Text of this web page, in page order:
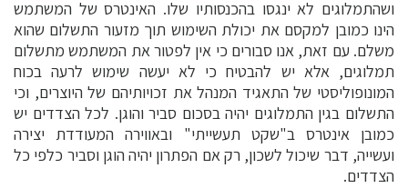
ושהתמלוגים לא ינגסו בהכנסותיו שלו. האינטרס של המשתמש
הינו כמובן למקסם את יכולת השימוש תוך מזעור התשלום שהוא
משלם. עם זאת, אנו סבורים כי אין לפטור את המשתמש מתשלום
תמלוגים, אלא יש להבטיח כי לא יעשה שימוש לרעה בכוח
המונופוליסטי של התאגיד המנהל את זכויותיהם של היוצרים, וכי
התשלום בגין התמלוגים יהיה בסכום סביר והוגן. לכל הצדדים יש
כמובן אינטרס ב"שקט תעשייתי" ובאווירה המעודדת יצירה
ועשייה, דבר שיכול לשכון, רק אם הפתרון יהיה הוגן וסביר כלפי כל
הצדדים.